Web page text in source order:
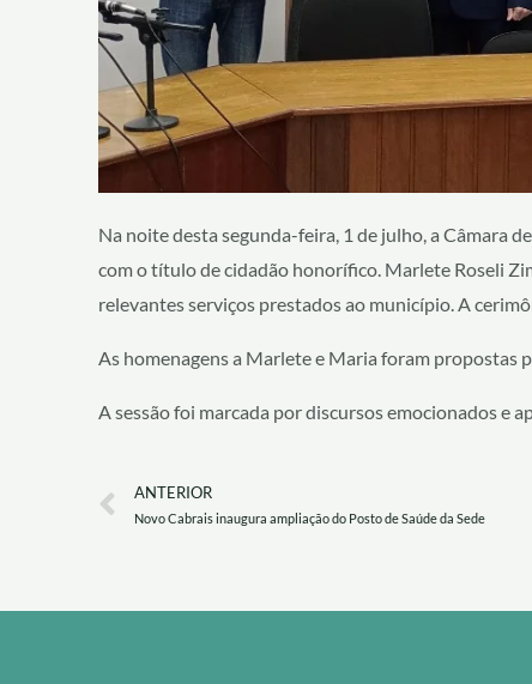
Na noite desta segunda-feira, 1 de julho, a Câmara
com o título de cidadão honorífico. Marlete Roseli
relevantes serviços prestados ao município. A
As homenagens a Marlete e Maria foram propostas
A sessão foi marcada por discursos emocionados e
Prev
ANTERIOR
Novo Cabrais inaugura ampliação do Posto de Saúde da Sede